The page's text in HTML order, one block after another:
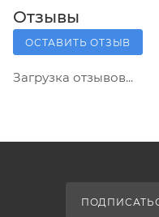
Отзывы
ОСТАВИТЬ ОТЗЫВ
Загрузка отзывов...